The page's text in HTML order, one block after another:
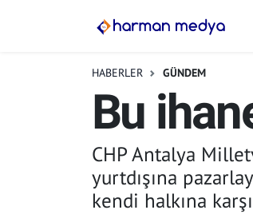
HABERLER GÜNDEM
Bu
CHP Antalya
yurtdışına
kendi halkına
AKSU GÜNDEM
İstanbul Hava Durumu
Süper Lig Puan Durumu ve Fikstür